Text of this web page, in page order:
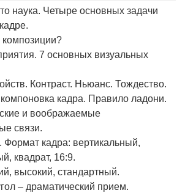
наука. Четыре основных задачи
композиции?
7 основных визуальных
Контраст. Ньюанс. Тождество.
кадра. Правило ладони.
и воображаемые
связи.
Формат кадра: вертикальный,
квадрат, 16:9.
высокий, стандартный.
– драматический прием.